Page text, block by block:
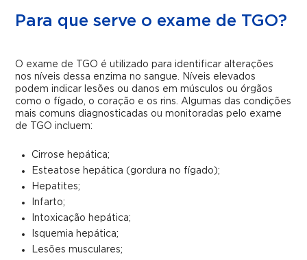
Para que serve o exame de TGO?
O exame de TGO é utilizado para identificar alterações
nos níveis dessa enzima no sangue. Níveis elevados
podem indicar lesões ou danos em músculos ou órgãos
como o fígado, o coração e os rins. Algumas das condições
mais comuns diagnosticadas ou monitoradas pelo exame
de TGO incluem:
Cirrose hepática;
Esteatose hepática (gordura no fígado);
Hepatites;
Infarto;
Intoxicação hepática;
Isquemia hepática;
Lesões musculares;